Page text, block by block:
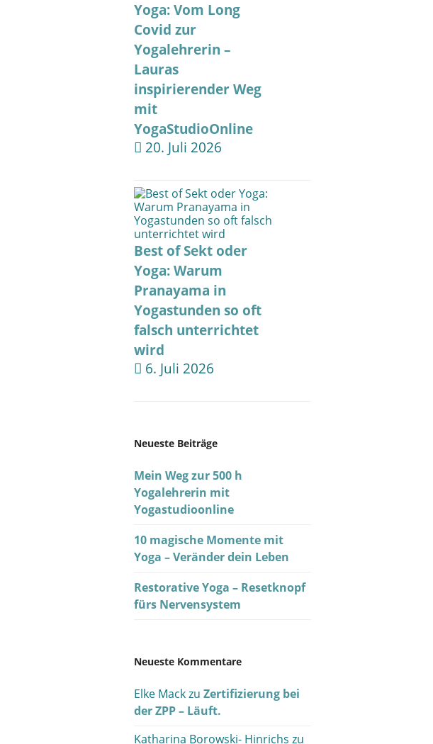
Yoga: Vom Long
Covid zur
Yogalehrerin –
Lauras
inspirierender Weg
mit
YogaStudioOnline
20. Juli 2026
Best of Sekt oder
Yoga: Warum
Pranayama in
Yogastunden so oft
falsch unterrichtet
wird
6. Juli 2026
Neueste Beiträge
Mein Weg zur 500 h
Yogalehrerin mit
Yogastudioonline
10 magische Momente mit
Yoga – Veränder dein Leben
Restorative Yoga – Resetknopf
fürs Nervensystem
Neueste Kommentare
Elke Mackzu Zertifizierung bei
der ZPP – Läuft.
Katharina Borowski- Hinrichs zu